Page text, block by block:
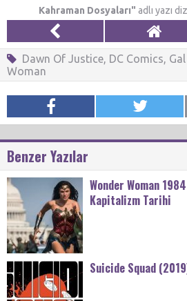
Kahraman Dosyaları" adlı yazı
Dawn Of Justice, DC Comics,
Woman
Benzer Yazılar
Wonder Woman
Kapitalizm Tarihi
Suicide Squad